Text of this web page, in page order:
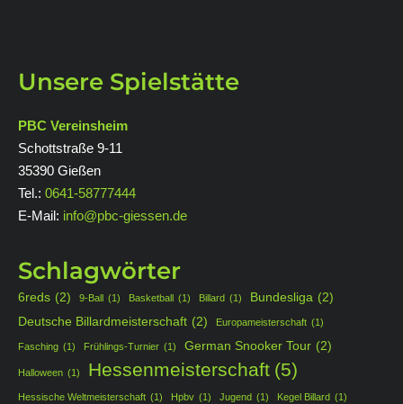
Unsere Spielstätte
PBC Vereinsheim
Schottstraße 9-11
35390 Gießen
Tel.: 0641-58777444
E-Mail: info@pbc-giessen.de
Schlagwörter
6reds (2) 9-Ball (1) Basketball (1) Billard (1) Bundesliga (2)
Deutsche Billardmeisterschaft (2) Europameisterschaft (1)
Fasching (1) Frühlings-Turnier (1) German Snooker Tour (2)
Halloween (1) Hessenmeisterschaft (5)
Hessische Weltmeisterschaft (1) Hpbv (1) Jugend (1) Kegel Billard (1)